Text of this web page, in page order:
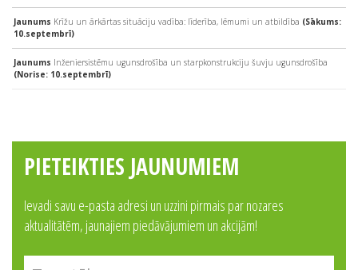
Jaunums Krīžu un ārkārtas situāciju vadība: līderība, lēmumi un atbildība (Sākums:
10.septembrī)
Jaunums Inženiersistēmu ugunsdrošība un starpkonstrukciju šuvju ugunsdrošība
(Norise: 10.septembrī)
PIETEIKTIES JAUNUMIEM
Ievadi savu e-pasta adresi un uzzini pirmais par nozares
aktualitātēm, jaunajiem piedāvājumiem un akcijām!